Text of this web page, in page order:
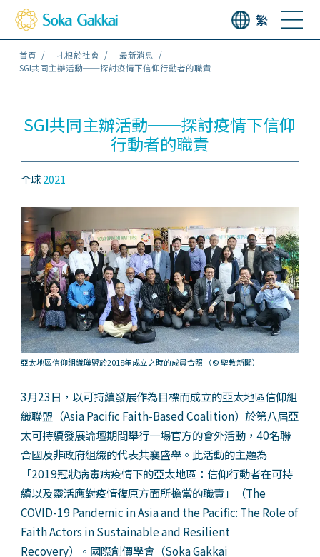
繁
首頁 扎根於社會
最新消息
SGI共同主辦活動──探討疫情下信仰行動者的職責
SGI共同主辦活動──探討疫情下信仰
行動者的職責
全球2021
亞太地區信仰組織聯盟於2018年成立之時的成員合照 （© 聖教新聞）
3月23日，以可持續發展作為目標而成立的亞太地區信仰組
織聯盟（Asia Pacific Faith-Based Coalition）於第八屆亞
太可持續發展論壇期間舉行一場官方的會外活動，40名聯
合國及非政府組織的代表共襄盛舉。此活動的主題為
「2019冠狀病毒病疫情下的亞太地區：信仰行動者在可持
續以及靈活應對疫情復原方面所擔當的職責」（The
COVID-19 Pandemic in Asia and the Pacific: The Role of
Faith Actors in Sustainable and Resilient
Recovery）。 國際創價學會（Soka Gakkai